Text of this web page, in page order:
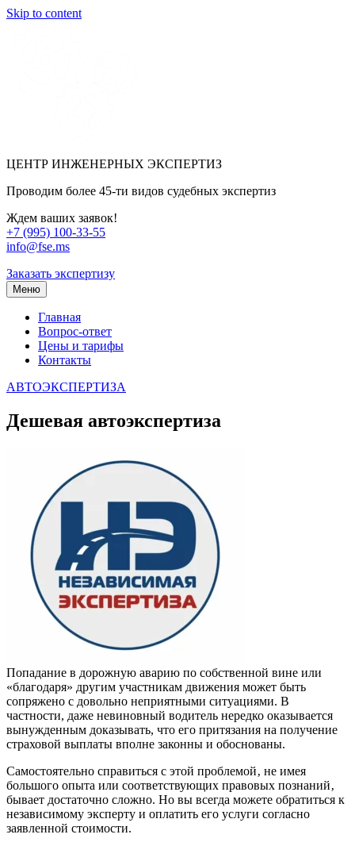
Skip to content
ЦЕНТР ИНЖЕНЕРНЫХ ЭКСПЕРТИЗ
Проводим более 45-ти видов судебных экспертиз
Ждем ваших заявок!
+7 (995) 100-33-55
info@fse.ms
Заказать экспертизу
Меню
Главная
Вопрос-ответ
Цены и тарифы
Контакты
АВТОЭКСПЕРТИЗА
Дешевая автоэкспертиза
Попадание в дорожную аварию по собственной вине или
«благодаря» другим участникам движения может быть
сопряжено с довольно неприятными ситуациями. В
частности, даже невиновный водитель нередко оказывается
вынужденным доказывать, что его притязания на получение
страховой выплаты вполне законны и обоснованы.
Самостоятельно справиться с этой проблемой‚ не имея
большого опыта или соответствующих правовых познаний‚
бывает достаточно сложно. Но вы всегда можете обратиться к
независимому эксперту и оплатить его услуги согласно
заявленной стоимости.